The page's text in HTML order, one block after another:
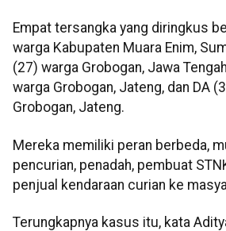
Empat tersangka yang diringkus
warga Kabupaten Muara Enim,
(27) warga Grobogan, Jawa
warga Grobogan, Jateng, dan DA
Grobogan, Jateng.
Mereka memiliki peran berbeda,
pencurian, penadah, pembuat
penjual kendaraan curian ke
Terungkapnya kasus itu, kata